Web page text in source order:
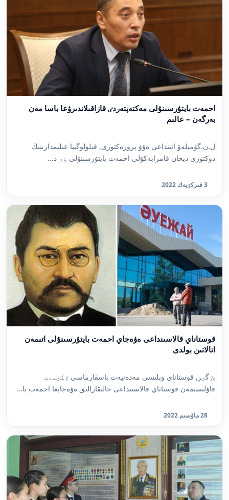
احمەت بايتۇرسىنۇلى مەكتەپتەردٸ قازاقىلاندىرۋعا باسا مەن
بەرگەن – عالىم
ل.ن.گۋميلەۆ اتىنداعى ەۇۋ پرورەكتورى, فيلولوگييا عىلىمدارىنىڭ
دوكتورى ديحان قامزابەكۇلى احمەت بايتۇرسىنۇلى ٶز د...
3 قىركٷيەك 2022
قوستاناي قالاسىنداعى ەۋەجاي احمەت بايتۇرسىنۇلى اتىمەن
اتالاتىن بولدى
بٷگٸن قوستاناي وبلىسى مەدەنيەت باسقارماسى ٷكٸمەت
قاۋلىسىمەن قوستاناي قالاسىنداعى حالىقارالىق ەۋەجايعا احمەت با...
28 ماۋسىم 2022